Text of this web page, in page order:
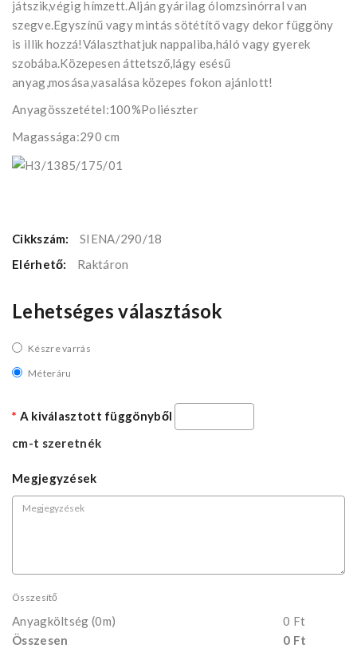
játszik,végig hímzett.Alján gyárilag ólomzsinórral van
szegve.Egyszínű vagy mintás sötétítő vagy dekor függöny
is illik hozzá!Választhatjuk nappaliba,háló vagy gyerek
szobába.Közepesen áttetsző,lágy esésű
anyag,mosása,vasalása közepes fokon ajánlott!
Anyagösszetétel:100%Poliészter
Magassága:290 cm
Cikkszám:
SIENA/290/18
Elérhető:
Raktáron
Lehetséges választások
Készre varrás
Méteráru
A kiválasztott függönyből
cm-t szeretnék
Megjegyzések
Összesítő
Anyagköltség (0m)
0 Ft
Összesen
0 Ft